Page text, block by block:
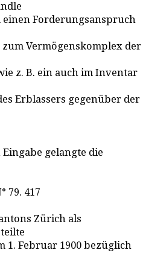
einen Forderungsanspruch
Vermögenskomplex der
z. B. ein auch im Inventar
Erblassers gegenüber der
gelangte die
79. 417
Zürich als
1. Februar 1900 bezüglich